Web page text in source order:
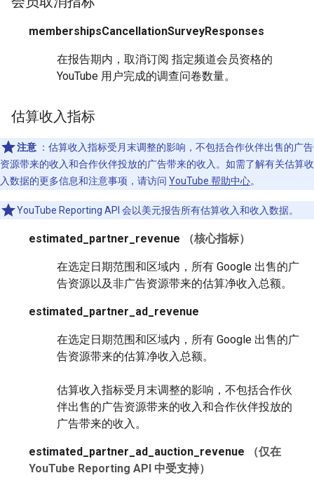
membershipsCancellationSurveyResponses
在报告期内，取消订阅 指定频道会员资格的
YouTube 用户完成的调查问卷数量。
估算收入指标
注意 ：估算收入指标受月末调整的影响，不包括合作伙伴出售的广告
资源带来的收入和合作伙伴投放的广告带来的收入。如需了解有关估算收
入数据的更多信息和注意事项，请访问 YouTube 帮助中心。
YouTube Reporting API 会以美元报告所有估算收入和收入数据。
estimated_partner_revenue （核心指标）
在选定日期范围和区域内，所有 Google 出售的广
告资源以及非广告资源带来的估算净收入总额。
estimated_partner_ad_revenue
在选定日期范围和区域内，所有 Google 出售的广
告资源带来的估算净收入总额。
估算收入指标受月末调整的影响，不包括合作伙
伴出售的广告资源带来的收入和合作伙伴投放的
广告带来的收入。
estimated_partner_ad_auction_revenue
（仅在
YouTube Reporting API 中受支持）